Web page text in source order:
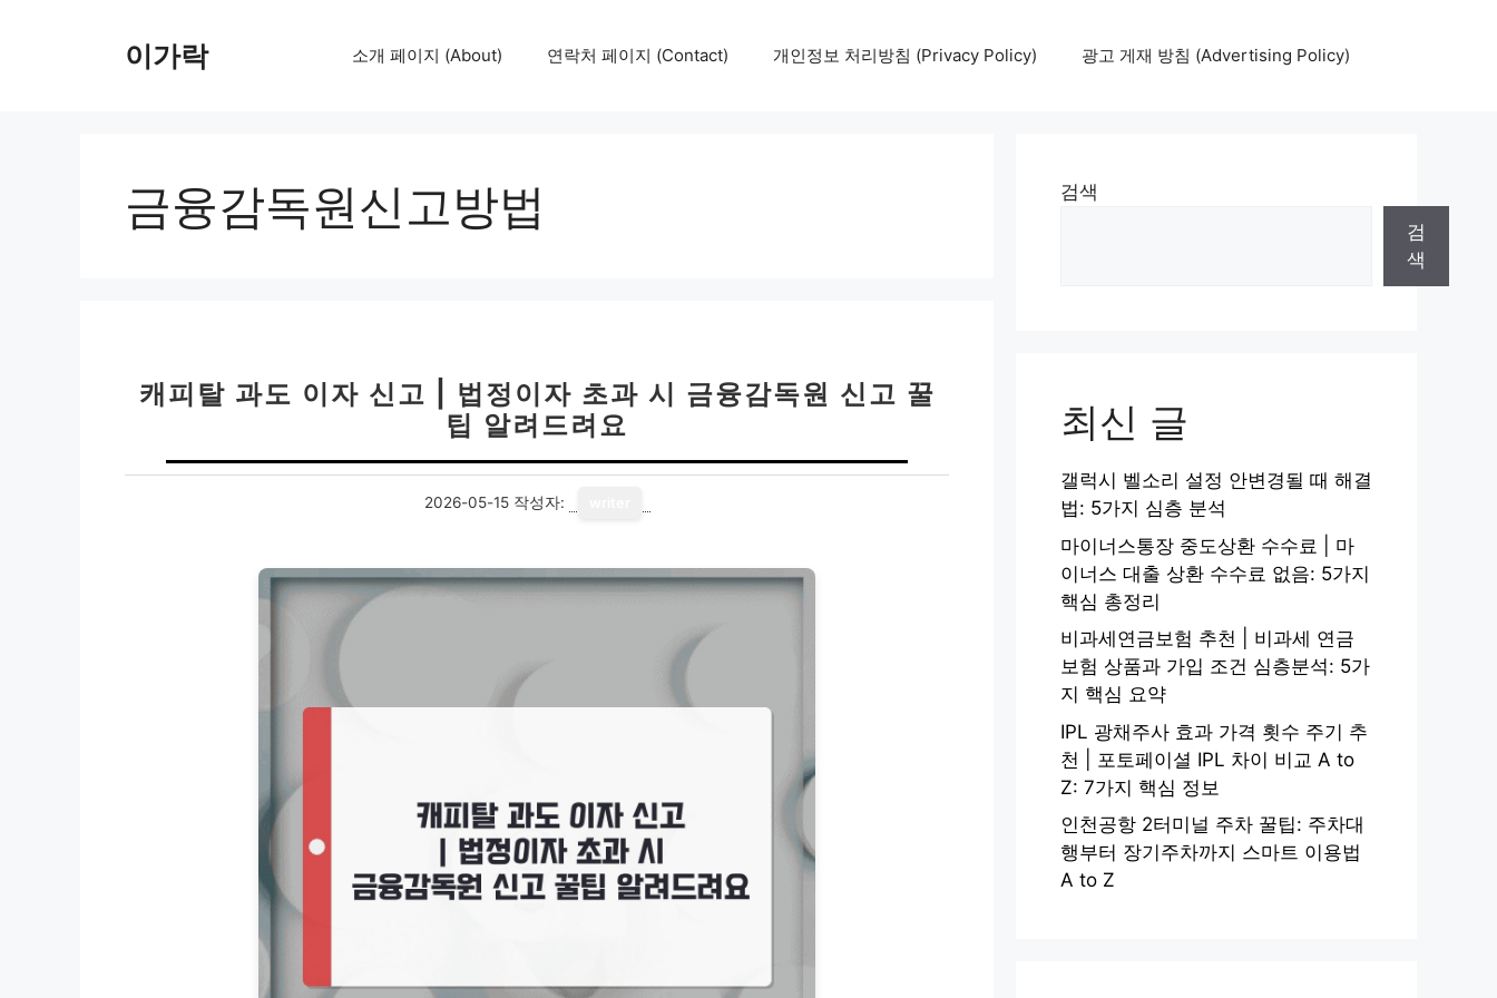
이가락 소개 페이지 (About) 연락처 페이지 (Contact) 개인정보 처리방침 (Privacy Policy) 광고 게재 방침 (Advertising Policy)
금융감독원신고방법
캐피탈 과도 이자 신고 | 법정이자 초과 시 금융감독원 신고 꿀
팁 알려드려요
2026-05-15 작성자:
검색
검
색
최신 글
갤럭시 벨소리 설정 안변경될 때 해결
법: 5가지 심층 분석
마이너스통장 중도상환 수수료 | 마
이너스 대출 상환 수수료 없음: 5가지
핵심 총정리
비과세연금보험 추천 | 비과세 연금
보험 상품과 가입 조건 심층분석: 5가
지 핵심 요약
IPL 광채주사 효과 가격 횟수 주기 추
천 | 포토페이셜 IPL 차이 비교 A to
Z: 7가지 핵심 정보
인천공항 2터미널 주차 꿀팁: 주차대
행부터 장기주차까지 스마트 이용법
A to Z